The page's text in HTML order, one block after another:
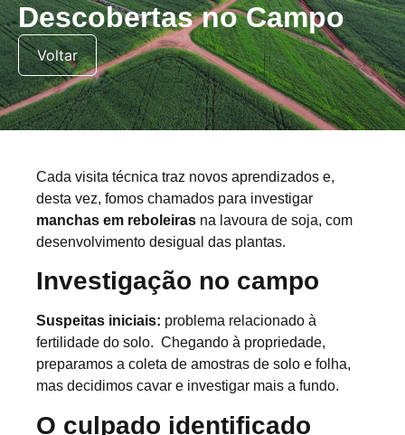
Descobertas no Campo
Voltar
Cada visita técnica traz novos aprendizados e,
desta vez, fomos chamados para investigar
manchas em reboleiras na lavoura de soja, com
desenvolvimento desigual das plantas.
Investigação no campo
Suspeitas iniciais: problema relacionado à
fertilidade do solo. Chegando à propriedade,
preparamos a coleta de amostras de solo e folha,
mas decidimos cavar e investigar mais a fundo.
O culpado identificado